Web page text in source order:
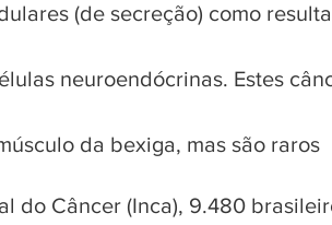
(de secreção) como
neuroendócrinas. Estes
da bexiga, mas são raros
do Câncer (Inca), 9.480